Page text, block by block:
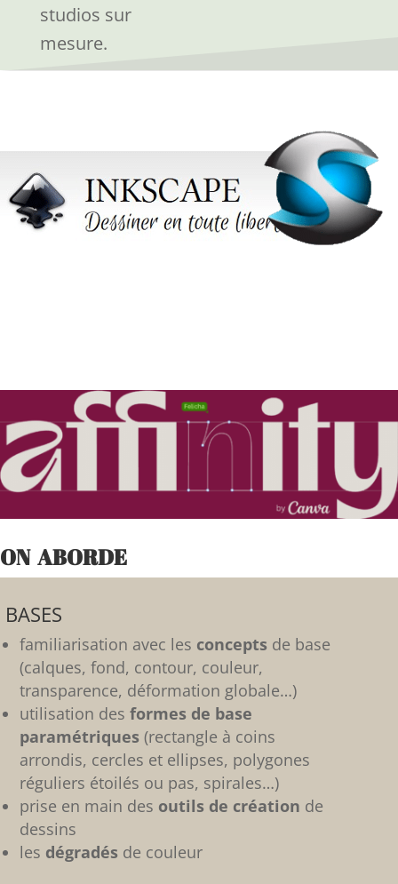
studios sur
mesure.
ON ABORDE
BASES
familiarisation avec les concepts de base
(calques, fond, contour, couleur,
transparence, déformation globale…)
utilisation des formes de base
paramétriques (rectangle à coins
arrondis, cercles et ellipses, polygones
réguliers étoilés ou pas, spirales…)
prise en main des outils de création de
dessins
les dégradés de couleur